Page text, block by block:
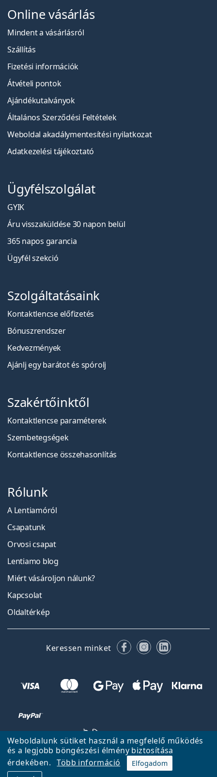
Weboldalunk sütiket használ a megfelelő működés
és a legjobb böngészési élmény biztosítása
érdekében.
Több információ
Elfogadom
Online vásárlás
Mindent a vásárlásról
Szállítás
Fizetési információk
Átvételi pontok
Ajándékutalványok
Általános Szerződési Feltételek
Weboldal akadálymentesítési nyilatkozat
Adatkezelési tájékoztató
Ügyfélszolgálat
GYIK
Áru visszaküldése 30 napon belül
365 napos garancia
Ügyfél szekció
Szolgáltatásaink
Kontaktlencse előfizetés
Bónuszrendszer
Kedvezmények
Ajánlj egy barátot és spórolj
Szakértőinktől
Kontaktlencse paraméterek
Szembetegségek
Kontaktlencse összehasonlítás
Rólunk
A Lentiamóról
Csapatunk
Orvosi csapat
Lentiamo blog
Miért vásároljon nálunk?
Kapcsolat
Oldaltérkép
Keressen minket FacebookInstagram
LinkedIn
Fel